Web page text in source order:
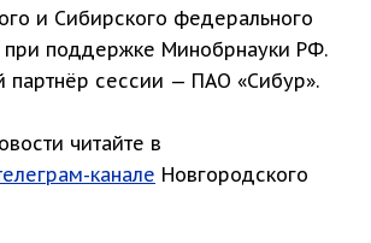
и Сибирского федерального
при поддержке Минобрнауки РФ.
партнёр сессии — ПАО «Сибур».
читайте в
канале Новгородского